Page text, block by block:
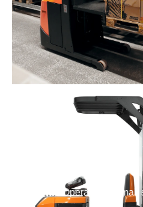
Operatör korumalı